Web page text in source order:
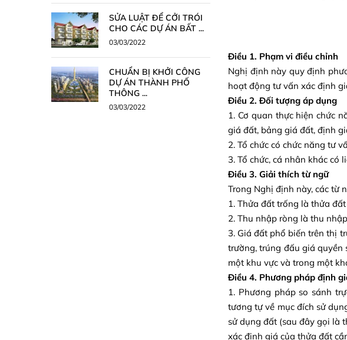
SỬA LUẬT ĐỂ CỞI TRÓI
CHO CÁC DỰ ÁN BẤT ...
03/03/2022
CHUẨN BỊ KHỞI CÔNG
DỰ ÁN THÀNH PHỐ
THÔNG ...
03/03/2022
Điều 1. Phạm vi điều chỉnh
Nghị định này quy định
hoạt động tư vấn xác định
Điều 2. Đối tượng áp dụng
1. Cơ quan thực hiện chức
giá đất, bảng giá đất, định
2. Tổ chức có chức năng tư
3. Tổ chức, cá nhân khác có
Điều 3. Giải thích từ ngữ
Trong Nghị định này, các từ
1. Thửa đất trống là thửa
2. Thu nhập ròng là thu
3. Giá đất phổ biến trên thị
trường, trúng đấu giá quyền
một khu vực và trong một
Điều 4. Phương pháp định
1. Phương pháp so sánh
tương tự về mục đích sử
sử dụng đất (sau đây gọi là
xác định giá của thửa đất